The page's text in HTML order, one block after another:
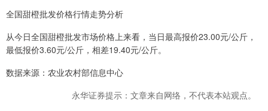
全国甜橙批发价格行情走势分析
从今日全国甜橙批发市场价格上来看，当日最高报价23.00元/公斤，
最低报价3.60元/公斤，相差19.40元/公斤。
数据来源：农业农村部信息中心
永华证券提示：文章来自网络，不代表本站观点。